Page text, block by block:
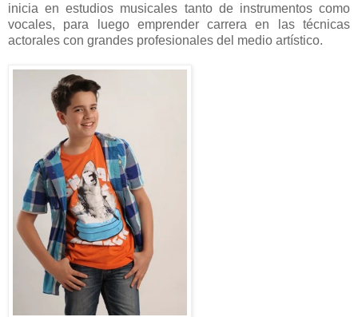
inicia en estudios musicales tanto de instrumentos como
vocales, para luego emprender carrera en las técnicas
actorales con grandes profesionales del medio artístico.